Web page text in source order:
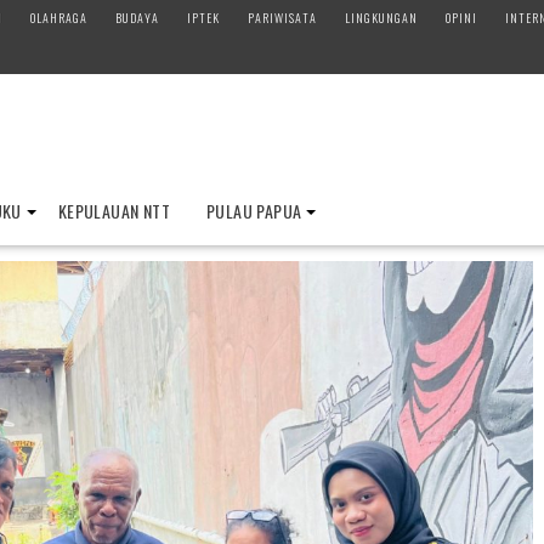
OLAHRAGA BUDAYA IPTEK PARIWISATA LINGKUNGAN OPINI
KEPULAUAN NTT PULAU PAPUA